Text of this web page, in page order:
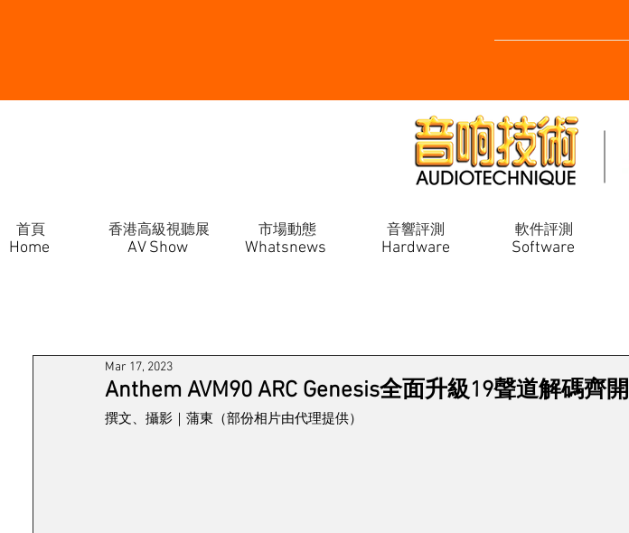
Home
首頁 香港高級視聽展 市場動態 音響評測 軟件評測
AV Show Whatsnews Hardware Software
Anthem AVM90 ARC Genesis全面升級19聲道解碼齊開
Mar 17, 2023
撰文、攝影｜蒲東（部份相片由代理提供）